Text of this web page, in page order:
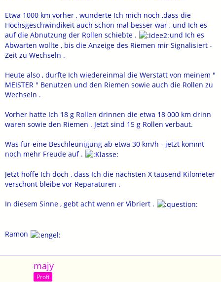
Etwa 1000 km vorher , wunderte Ich mich noch ,dass die
Höchsgeschwindikeit auch schon mal besser war , und Ich es
auf die Abnutzung der Rollen schiebte .
und Ich es
Abwarten wollte , bis die Anzeige des Riemen mir Signalisiert -
Zeit zu Wechseln .
Heute also , durfte Ich wiedereinmal die Werstatt von meinem "
MEISTER " Benutzen und den Riemen sowie auch die Rollen zu
Wechseln .
Vorher hatte Ich 18 g Rollen drinnen die etwa 18 000 km drinn
waren sowie den Riemen . Jetzt sind 15 g Rollen verbaut.
Was für eine Beschleunigung ab etwa 30 km/h - jetzt kommt
noch mehr Freude auf .
Jetzt hoffe Ich doch , dass Ich die nächsten X tausend Kilometer
verschont bleibe vor Reparaturen .
In diesem Sinne , gebt acht wenn er Vibriert .
Ramon
majy
Profi